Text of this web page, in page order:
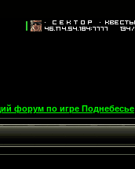
форум по игре Поднебесье